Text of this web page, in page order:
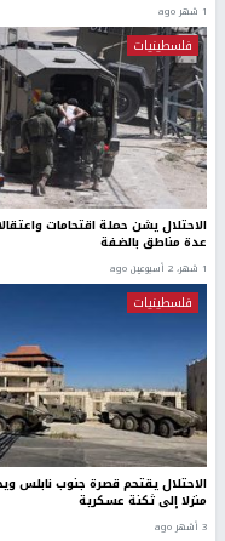
1 شهر ago
فلسطينيات
الاحتلال يشن حملة اقتحامات
عدة مناطق بالضفة
1 شهر، 2 أسبوعين ago
فلسطينيات
الاحتلال يقتحم قصرة جنوب نابلس
منزلا إلى ثكنة عسكرية
3 أشهر ago